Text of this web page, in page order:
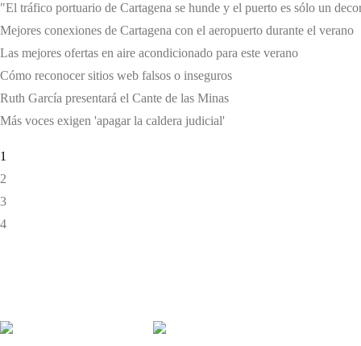
"El tráfico portuario de Cartagena se hunde y el puerto es sólo un
Mejores conexiones de Cartagena con el aeropuerto durante el verano
Las mejores ofertas en aire acondicionado para este verano
Cómo reconocer sitios web falsos o inseguros
Ruth García presentará el Cante de las Minas
Más voces exigen 'apagar la caldera judicial'
1
2
3
4